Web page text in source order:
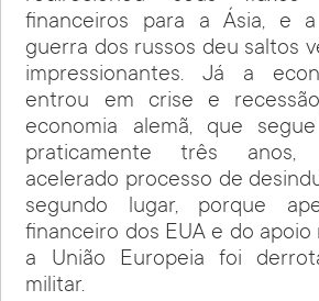
financeiros para a Ásia, e
guerra dos russos deu saltos
impressionantes. Já a
entrou em crise e
economia alemã, que
praticamente três anos,
acelerado processo de
segundo lugar, porque
financeiro dos EUA e do apoio
a União Europeia foi
militar.